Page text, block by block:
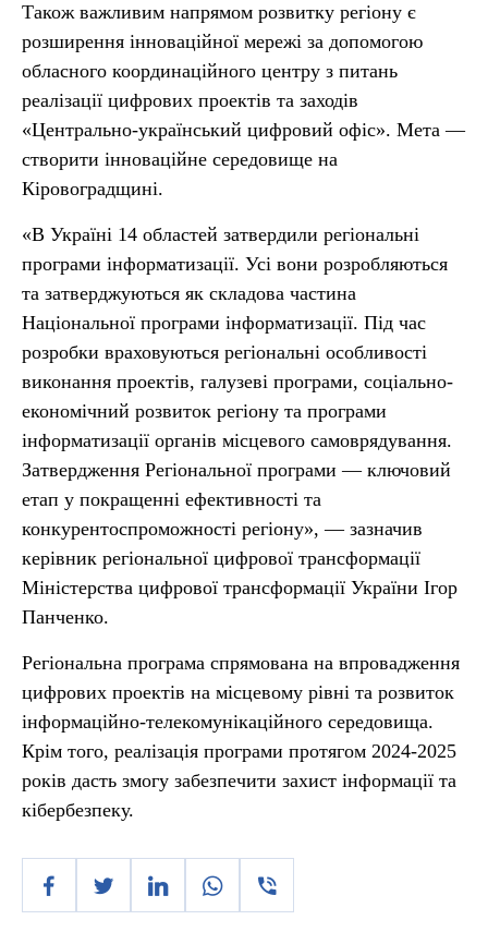
Також важливим напрямом розвитку регіону є
розширення інноваційної мережі за допомогою
обласного координаційного центру з питань
реалізації цифрових проектів та заходів
«Центрально-український цифровий офіс». Мета —
створити інноваційне середовище на
Кіровоградщині.
«В Україні 14 областей затвердили регіональні
програми інформатизації. Усі вони розробляються
та затверджуються як складова частина
Національної програми інформатизації. Під час
розробки враховуються регіональні особливості
виконання проектів, галузеві програми, соціально-
економічний розвиток регіону та програми
інформатизації органів місцевого самоврядування.
Затвердження Регіональної програми — ключовий
етап у покращенні ефективності та
конкурентоспроможності регіону», — зазначив
керівник регіональної цифрової трансформації
Міністерства цифрової трансформації України Ігор
Панченко.
Регіональна програма спрямована на впровадження
цифрових проектів на місцевому рівні та розвиток
інформаційно-телекомунікаційного середовища.
Крім того, реалізація програми протягом 2024-2025
років дасть змогу забезпечити захист інформації та
кібербезпеку.